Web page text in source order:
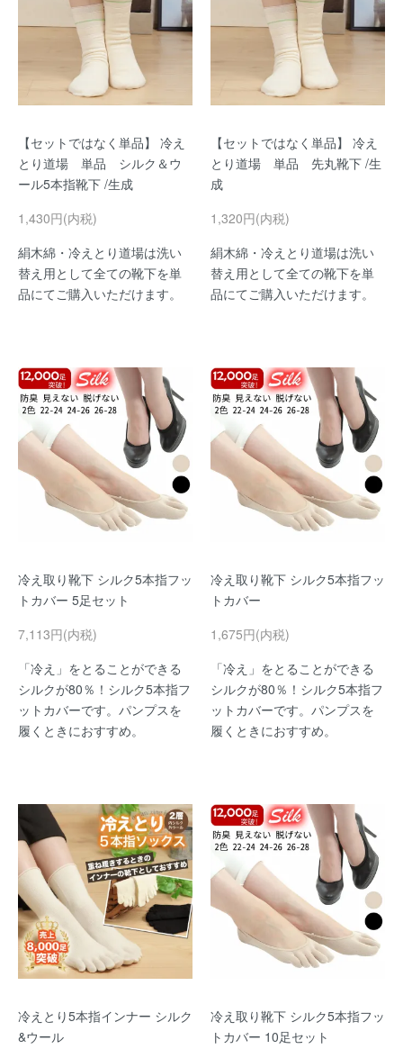
【セットではなく単品】 冷え
とり道場 単品 シルク＆ウ
ール5本指靴下 /生成
1,430円(内税)
絹木綿・冷えとり道場は洗い
替え用として全ての靴下を単
品にてご購入いただけます。
【セットではなく単品】 冷え
とり道場 単品 先丸靴下 /生
成
1,320円(内税)
絹木綿・冷えとり道場は洗い
替え用として全ての靴下を単
品にてご購入いただけます。
冷え取り靴下 シルク5本指フッ
トカバー 5足セット
7,113円(内税)
「冷え」をとることができる
シルクが80％！シルク5本指フ
ットカバーです。パンプスを
履くときにおすすめ。
冷え取り靴下 シルク5本指フッ
トカバー
1,675円(内税)
「冷え」をとることができる
シルクが80％！シルク5本指フ
ットカバーです。パンプスを
履くときにおすすめ。
冷えとり5本指インナー シルク
&ウール
冷え取り靴下 シルク5本指フッ
トカバー 10足セット